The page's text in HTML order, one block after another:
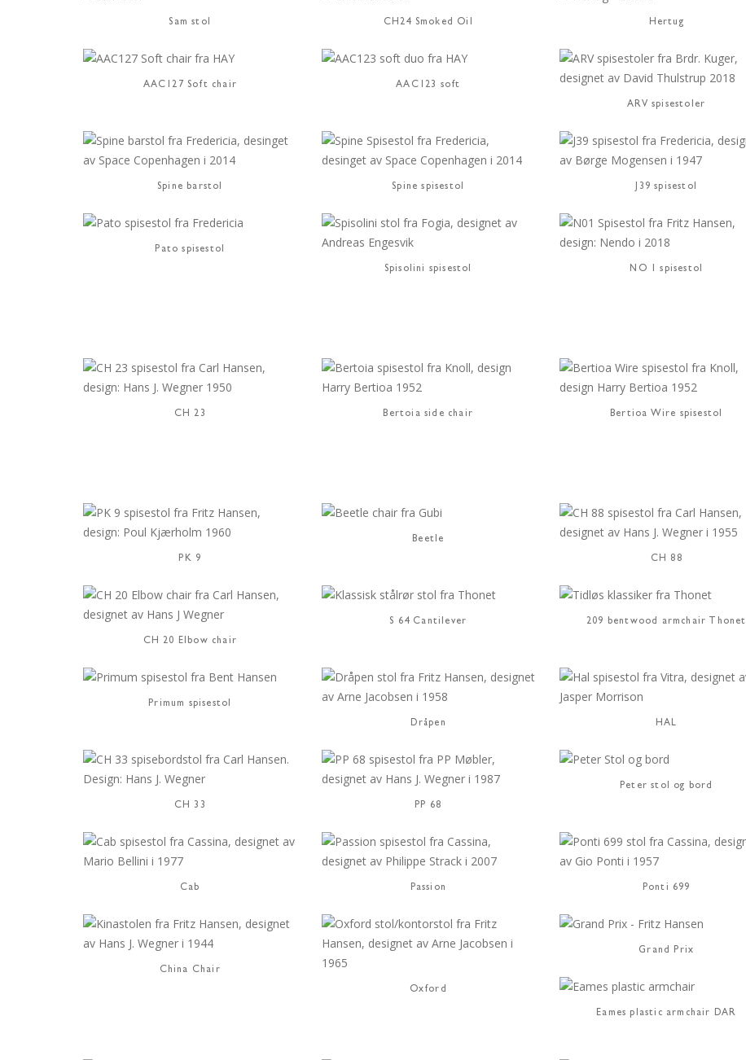
Sam stol CH24 Smoked Oil Hertug
AAC127 Soft chair
AAC123 soft
ARV spisestoler
Spine barstol Spine spisestol J39 spisestol
Pato spisestol
Spisolini spisestol
NO 1 spisestol
CH 23 Bertoia side chair Bertioa Wire spisestol
PK 9
Beetle
CH 88
CH 20 Elbow chair
S 64 Cantilever
209 bentwood armchair Thonet
Primum spisestol
Dråpen
HAL
CH 33 PP 68
Peter stol og bord
Cab Passion Ponti 699
China Chair
Oxford
Grand Prix
Eames plastic armchair DAR